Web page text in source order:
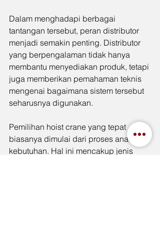
Dalam menghadapi berbagai
tantangan tersebut, peran distributor
menjadi semakin penting. Distributor
yang berpengalaman tidak hanya
membantu menyediakan produk, tetapi
juga memberikan pemahaman teknis
mengenai bagaimana sistem tersebut
seharusnya digunakan.
Pemilihan hoist crane yang tepat
biasanya dimulai dari proses analisis
kebutuhan. Hal ini mencakup jenis